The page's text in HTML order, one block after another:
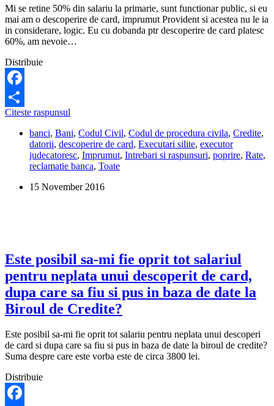
Mi se retine 50% din salariu la primarie, sunt functionar public, si eu
mai am o descoperire de card, imprumut Provident si acestea nu le ia
in considerare, logic. Eu cu dobanda ptr descoperire de card platesc
60%, am nevoie…
Distribuie
Facebook
Share
Citeste raspunsul
retine
50%
din
salariu
o
la
credite
si
cheltuieli
si
mai
pot
trai.
banci, Bani, Codul Civil, Codul de procedura civila, Credite,
datorii, descoperire de card, Executari silite, executor
judecatoresc, Imprumut, Intrebari si raspunsuri, poprire, Rate,
reclamatie banca, Toate
15 November 2016
Este posibil sa-mi fie oprit tot salariul
pentru neplata unui descoperit de card,
dupa care sa fiu si pus in baza de date la
Biroul de Credite?
Este posibil sa-mi fie oprit tot salariu pentru neplata unui descoperi
de card si dupa care sa fiu si pus in baza de date la biroul de credite?
Suma despre care este vorba este de circa 3800 lei.
Distribuie